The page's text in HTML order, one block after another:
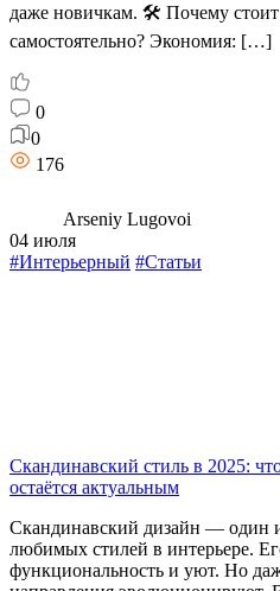
даже новичкам. 🛠️ Почему стоит
самостоятельно? Экономия: […]
0
0
176
Arseniy Lugovoi
04 июля
#Интерьерный #Статьи
Скандинавский стиль в 2025:
остаётся актуальным
Скандинавский дизайн — один
любимых стилей в интерьере.
функциональность и уют. Но